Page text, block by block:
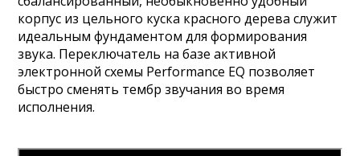
корпус из цельного куска красного дерева служит
идеальным фундаментом для формирования
звука. Переключатель на базе активной
электронной схемы Performance EQ позволяет
быстро сменять тембр звучания во время
исполнения.